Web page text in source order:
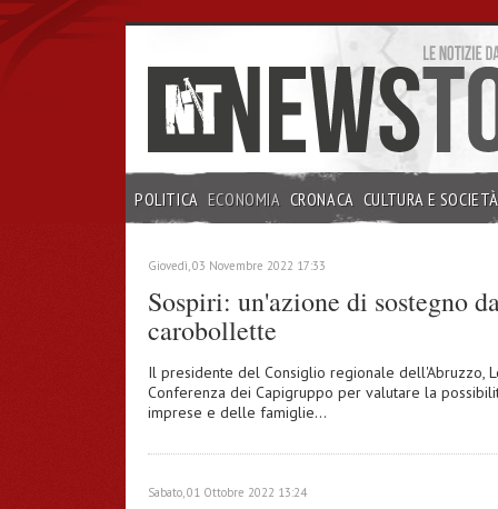
POLITICA ECONOMIA CRONACA CULTURA E
Giovedì, 03 Novembre 2022 17:33
Sospiri: un'azione di sostegno
carobollette
Il presidente del Consiglio regionale dell'Abruzzo,
Conferenza dei Capigruppo per valutare la
imprese e delle famiglie…
Sabato, 01 Ottobre 2022 13:24